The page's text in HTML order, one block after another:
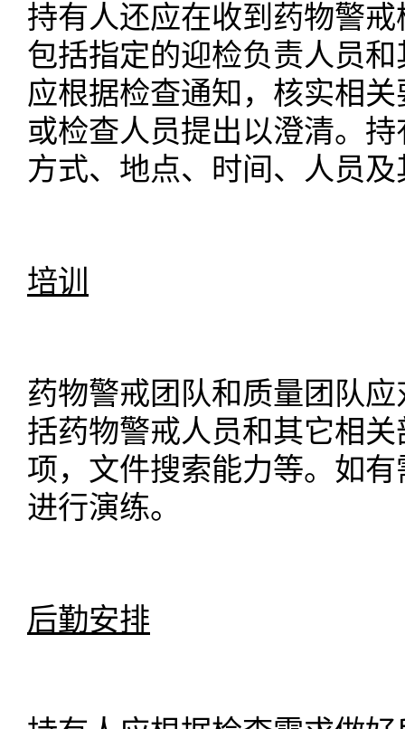
持有人还应在收到药物警
包括指定的迎检负责人员
应根据检查通知，核实相
或检查人员提出以澄清。
方式、地点、时间、人员
培训
药物警戒团队和质量团队
括药物警戒人员和其它相
项，文件搜索能力等。如
进行演练。
后勤安排